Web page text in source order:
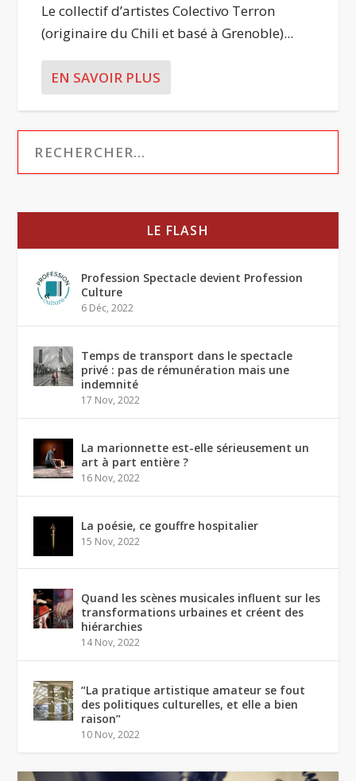
Le collectif d’artistes Colectivo Terron
(originaire du Chili et basé à Grenoble)...
EN SAVOIR PLUS
LE FLASH
Profession Spectacle devient Profession
Culture
6 Déc, 2022
Temps de transport dans le spectacle
privé : pas de rémunération mais une
indemnité
17 Nov, 2022
La marionnette est-elle sérieusement un
art à part entière ?
16 Nov, 2022
La poésie, ce gouffre hospitalier
15 Nov, 2022
Quand les scènes musicales influent sur les
transformations urbaines et créent des
hiérarchies
14 Nov, 2022
“La pratique artistique amateur se fout
des politiques culturelles, et elle a bien
raison”
10 Nov, 2022